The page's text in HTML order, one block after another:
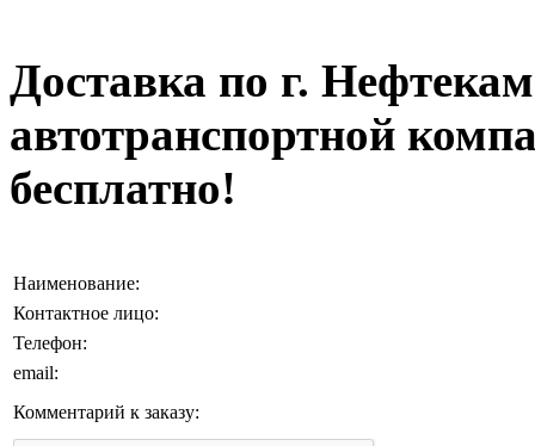
Доставка по г.
автотранспортной
бесплатно!
Наименование:
Контактное лицо:
Телефон:
email:
Комментарий к заказу: